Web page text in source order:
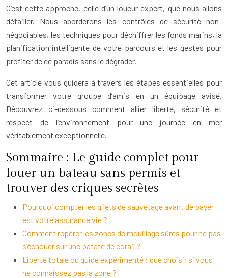
C’est cette approche, celle d’un loueur expert, que nous allons
détailler. Nous aborderons les contrôles de sécurité non-
négociables, les techniques pour déchiffrer les fonds marins, la
planification intelligente de votre parcours et les gestes pour
profiter de ce paradis sans le dégrader.
Cet article vous guidera à travers les étapes essentielles pour
transformer votre groupe d’amis en un équipage avisé.
Découvrez ci-dessous comment allier liberté, sécurité et
respect de l’environnement pour une journée en mer
véritablement exceptionnelle.
Sommaire : Le guide complet pour
louer un bateau sans permis et
trouver des criques secrètes
Pourquoi compter les gilets de sauvetage avant de payer
est votre assurance vie ?
Comment repérer les zones de mouillage sûres pour ne pas
s’échouer sur une patate de corail ?
Liberté totale ou guide expérimenté : que choisir si vous
ne connaissez pas la zone ?